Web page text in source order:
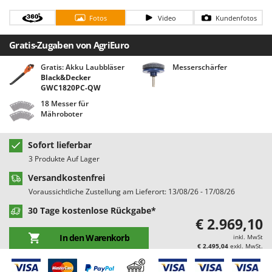
Bodenreinigungsmaschinen
Brutmaschinen Inkubatoren
Bürsten für den Außenbereich
D Dampfreiniger und Dampfbesen
E
Einachsschlepper
Elektrische Tauchpumpen
Erdbohrer
Erntenetze für Obst und Oliven
F
Feder Grubber
Feldspritzen für Pflanzenschutz
Fensterreiniger
Fleischwolf
Barbieri
Batavia
Benassi
Beper
Berkel
Bernardi
Bertolini Pumps
Besser Vacuum
Bestway
Beta tools
Bissell
Black & Decker
BlackStone
Blue Bird
Bomet
Fotos Video Kundenfotos
Gratis-Zugaben von AgriEuro
Gratis: Akku Laubbläser
Black&Decker
GWC1820PC-QW
Messerschärfer
18 Messer für
Mähroboter
Sofort lieferbar
3 Produkte Auf Lager
Versandkostenfrei
Voraussichtliche Zustellung am Lieferort: 13/08/26 - 17/08/26
30 Tage kostenlose Rückgabe*
In den Warenkorb
€ 2.969,10
inkl. MwSt
€ 2.495,04 exkl. MwSt.